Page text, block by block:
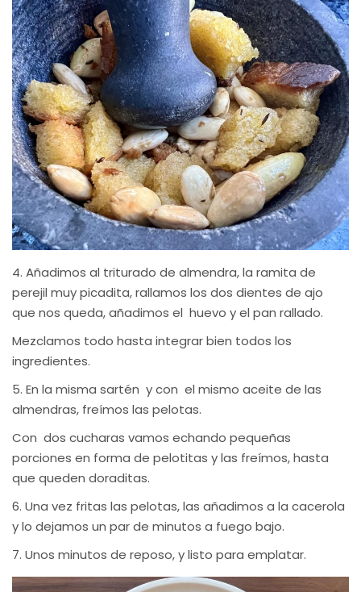
4. Añadimos al triturado de almendra, la ramita de
perejil muy picadita, rallamos los dos dientes de ajo
que nos queda, añadimos el huevo y el pan rallado.
Mezclamos todo hasta integrar bien todos los
ingredientes.
5. En la misma sartén y con el mismo aceite de las
almendras, freímos las pelotas.
Con dos cucharas vamos echando pequeñas
porciones en forma de pelotitas y las freímos, hasta
que queden doraditas.
6. Una vez fritas las pelotas, las añadimos a la cacerola
y lo dejamos un par de minutos a fuego bajo.
7. Unos minutos de reposo, y listo para emplatar.